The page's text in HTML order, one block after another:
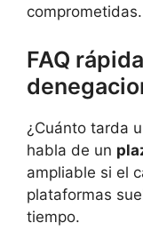
comprometidas.
FAQ
¿Cuánto tarda
habla de un
ampliable si el
plataformas
tiempo.